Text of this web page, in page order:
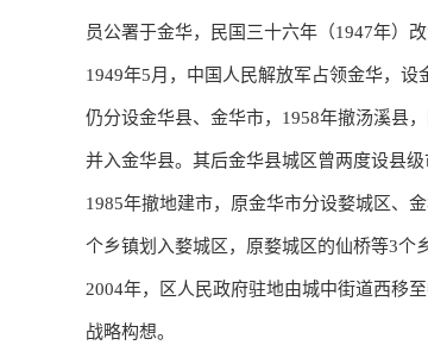
员公署于金华，民国三十六年（1947年）
1949年5月，中国人民解放军占领金华，
仍分设金华县、金华市，1958年撤汤溪县
并入金华县。其后金华县城区曾两度设县
1985年撤地建市，原金华市分设婺城区、
个乡镇划入婺城区，原婺城区的仙桥等3个
2004年，区人民政府驻地由城中街道西移
战略构想。